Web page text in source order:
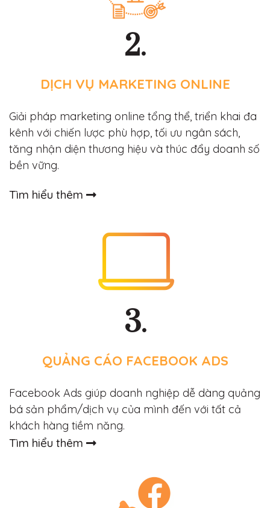
2.
DỊCH VỤ MARKETING ONLINE
Giải pháp marketing online tổng thể, triển khai đa
kênh với chiến lược phù hợp, tối ưu ngân sách,
tăng nhận diện thương hiệu và thúc đẩy doanh số
bền vững.
Tìm hiểu thêm
3.
QUẢNG CÁO FACEBOOK ADS
Facebook Ads giúp doanh nghiệp dễ dàng quảng
bá sản phẩm/dịch vụ của mình đến với tất cả
khách hàng tiềm năng.
Tìm hiểu thêm